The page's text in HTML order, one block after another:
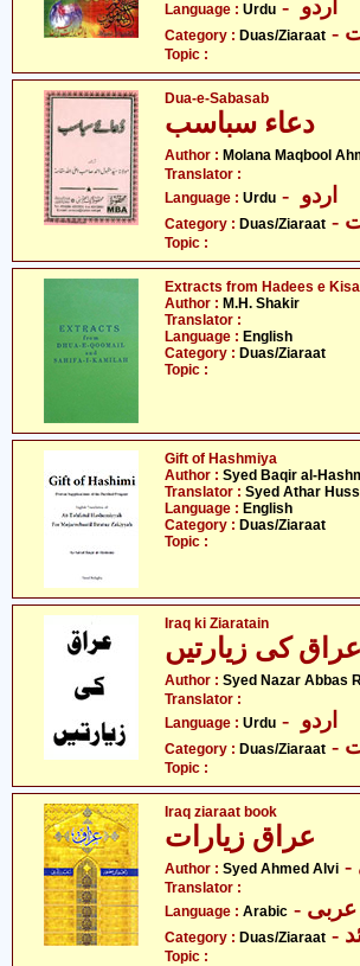
Language : Urdu
Category : Duas/Ziaraat
Topic :
Dua-e-Sabasab
Author : Molana Maqbool
Translator :
Language : Urdu
Category : Duas/Ziaraat
Topic :
Extracts from Hadees e
Author : M.H. Shakir
Translator :
Language : English
Category : Duas/Ziaraat
Topic :
Gift of Hashmiya
Author : Syed Baqir al-
Translator : Syed Athar
Language : English
Category : Duas/Ziaraat
Topic :
Iraq ki Ziaratain
Author : Syed Nazar Abbas
Translator :
Language : Urdu
Category : Duas/Ziaraat
Topic :
Iraq ziaraat book
عراق زیارات
Author : Syed Ahmed Alvi
Translator :
Language : Arabic - عربی
Category : Duas/Ziaraat
Topic :